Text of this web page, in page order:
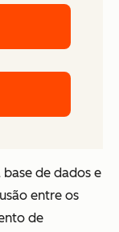
de dados e
entre os
de